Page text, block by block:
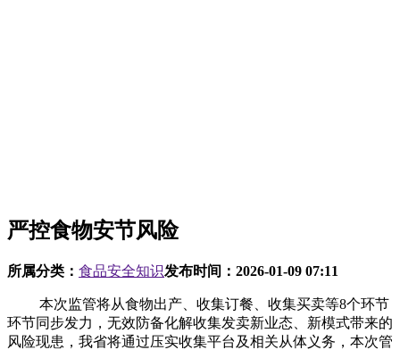
严控食物安节风险
所属分类： 食品安全知识发布时间： 2026-01-09 07:11
本次监管将从食物出产、收集订餐、收集买卖等8个环节
环节同步发力，无效防备化解收集发卖新业态、新模式带来的
风险现患，我省将通过压实收集平台及相关从体义务，本次管